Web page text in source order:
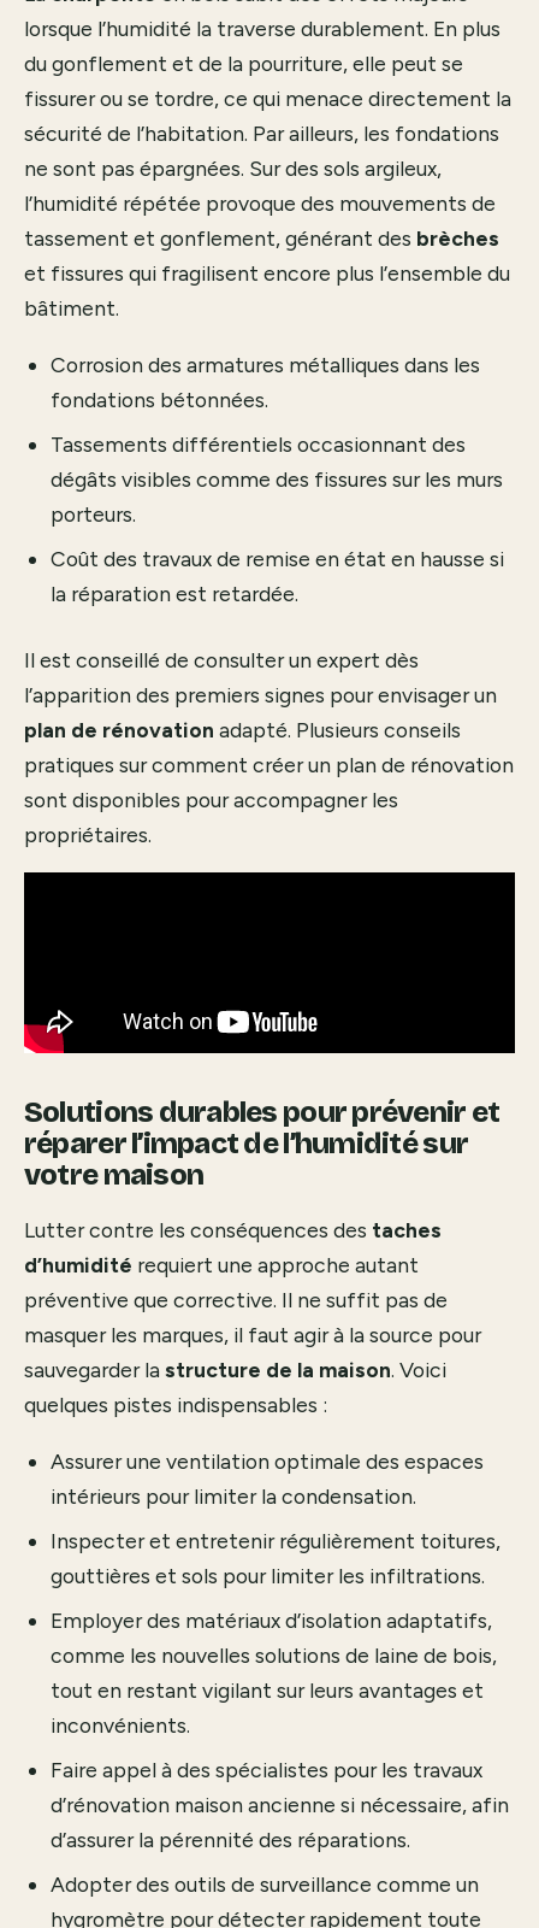
lorsque l’humidité la traverse durablement. En plus
du gonflement et de la pourriture, elle peut se
fissurer ou se tordre, ce qui menace directement la
sécurité de l’habitation. Par ailleurs, les fondations
ne sont pas épargnées. Sur des sols argileux,
l’humidité répétée provoque des mouvements de
tassement et gonflement, générant des brèches
et fissures qui fragilisent encore plus l’ensemble du
bâtiment.
Corrosion des armatures métalliques dans les
fondations bétonnées.
Tassements différentiels occasionnant des
dégâts visibles comme des fissures sur les murs
porteurs.
Coût des travaux de remise en état en hausse si
la réparation est retardée.
Il est conseillé de consulter un expert dès
l’apparition des premiers signes pour envisager un
plan de rénovation adapté. Plusieurs conseils
pratiques sur comment créer un plan de rénovation
sont disponibles pour accompagner les
propriétaires.
Solutions durables pour prévenir et
réparer l’impact de l’humidité sur
votre maison
Lutter contre les conséquences des taches
d’humidité requiert une approche autant
préventive que corrective. Il ne suffit pas de
masquer les marques, il faut agir à la source pour
sauvegarder lastructure de la maison. Voici
quelques pistes indispensables :
Assurer une ventilation optimale des espaces
intérieurs pour limiter la condensation.
Inspecter et entretenir régulièrement toitures,
gouttières et sols pour limiter les infiltrations.
Employer des matériaux d’isolation adaptatifs,
comme les nouvelles solutions de laine de bois,
tout en restant vigilant sur leurs avantages et
inconvénients.
Faire appel à des spécialistes pour les travaux
d’rénovation maison ancienne si nécessaire, afin
d’assurer la pérennité des réparations.
Adopter des outils de surveillance comme un
hygromètre pour détecter rapidement toute